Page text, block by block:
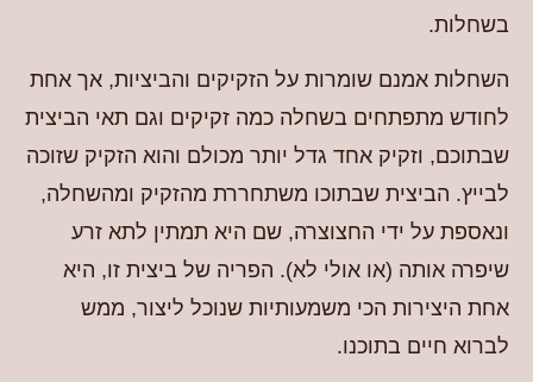
בשחלות.
השחלות אמנם שומרות על הזקיקים והביציות, אך אחת
לחודש מתפתחים בשחלה כמה זקיקים וגם תאי הביצית
שבתוכם, וזקיק אחד גדל יותר מכולם והוא הזקיק שזוכה
לבייץ. הביצית שבתוכו משתחררת מהזקיק ומהשחלה,
ונאספת על ידי החצוצרה, שם היא תמתין לתא זרע
שיפרה אותה (או אולי לא). הפריה של ביצית זו, היא
אחת היצירות הכי משמעותיות שנוכל ליצור, ממש
לברוא חיים בתוכנו.